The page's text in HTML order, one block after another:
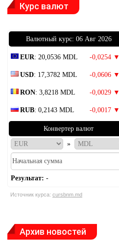
Курс валют
Bалютный курс: 06 Авг 2026
EUR: 20,0536 MDL -0,0254 ▼
USD: 17,3782 MDL -0,0606 ▼
RON: 3,8218 MDL -0,0029 ▼
RUB: 0,2143 MDL -0,0017 ▼
Конвертер валют
»
Результат: -
Источник курса: cursbnm.md
Архив новостей